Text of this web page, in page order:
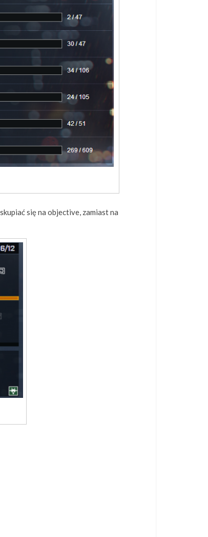
się na objective, zamiast na